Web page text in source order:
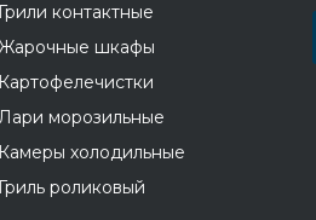
Грили контактные
Жарочные шкафы
Картофелечистки
морозильные
Камеры холодильные
Гриль роликовый